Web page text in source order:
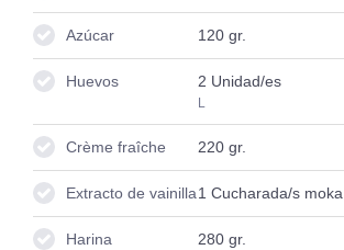
Azúcar 120gr.
Huevos 2 Unidad/es
L
Crème fraîche 220gr.
Extracto de vainilla1 Cucharada/s moka
Harina 280gr.